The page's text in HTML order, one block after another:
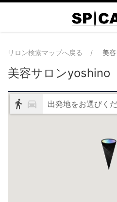
サロン検索マップへ戻る 美
美容サロンyoshino
出発地をお選びく